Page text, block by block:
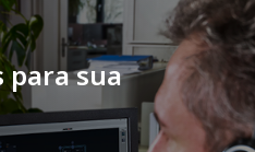
para sua